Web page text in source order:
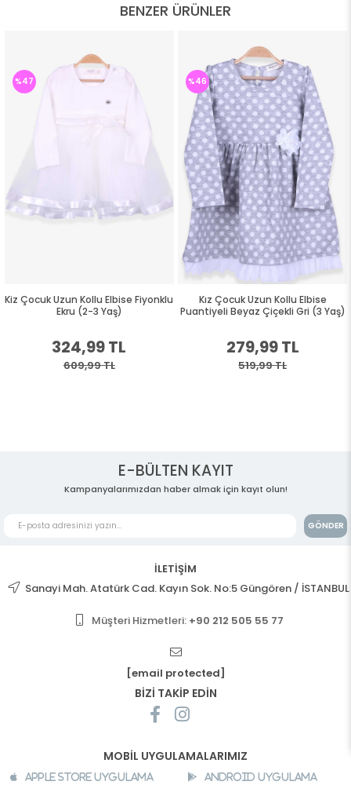
BENZER ÜRÜNLER
Kiz Çocuk Uzun Kollu Elbise Fiyonklu
Ekru (2-3 Yaş)
324,99 TL
609,99 TL
%47
Kız Çocuk Uzun Kollu Elbise
Puantiyeli Beyaz Çiçekli Gri (3 Yaş)
279,99 TL
519,99 TL
%46
E-BÜLTEN KAYIT
Kampanyalarımızdan haber almak için kayıt olun!
GÖNDER
İLETİŞİM
Sanayi Mah. Atatürk Cad. Kayın Sok. No:5 Güngören / İSTANBUL
Müşteri Hizmetleri: +90 212 505 55 77
[email protected]
BİZİ TAKİP EDİN
MOBİL UYGULAMALARIMIZ
Apple Store Uygulama Android Uygulama